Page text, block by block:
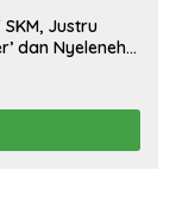
Justru
dan Nyeleneh